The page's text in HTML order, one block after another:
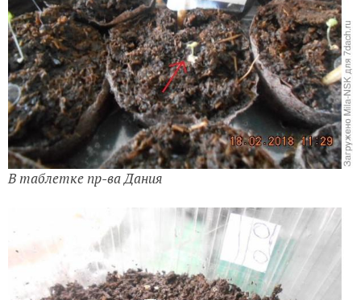
В таблетке пр-ва Дания